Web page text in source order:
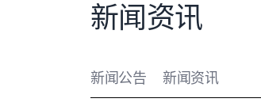
新闻资讯
新闻公告 新闻资讯